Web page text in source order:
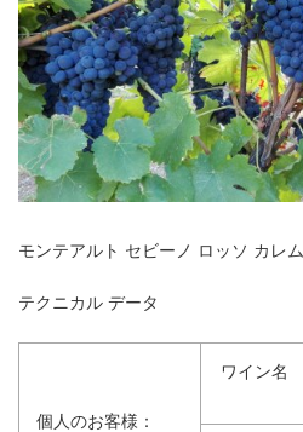
モンテアルト セビーノ ロッソ カレム
テクニカル データ
個人のお客様：
ワイン名